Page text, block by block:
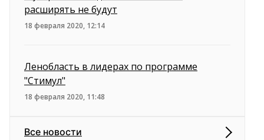
расширять не будут
18 февраля 2020, 12:14
Ленобласть в лидерах по программе
"Стимул"
18 февраля 2020, 11:48
Все новости